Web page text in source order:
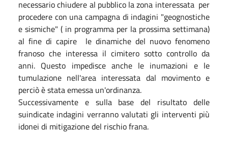
necessario chiudere al pubblico la zona interessata per
procedere con una campagna di indagini "geognostiche
e sismiche" ( in programma per la prossima settimana)
al fine di capire le dinamiche del nuovo fenomeno
franoso che interessa il cimitero sotto controllo da
anni. Questo impedisce anche le inumazioni e le
tumulazione nell'area interessata dal movimento e
perciò è stata emessa un'ordinanza.
Successivamente e sulla base del risultato delle
suindicate indagini verranno valutati gli interventi più
idonei di mitigazione del rischio frana.